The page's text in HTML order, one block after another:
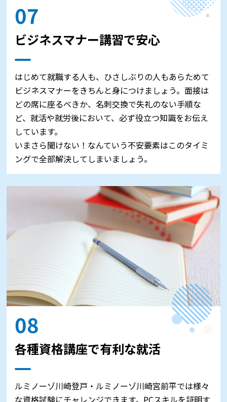
07
ビジネスマナー講習で安心
はじめて就職する人も、ひさしぶりの人もあらためて
ビジネスマナーをきちんと身につけましょう。面接は
どの席に座るべきか、名刺交換で失礼のない手順な
ど、就活や就労後において、必ず役立つ知識をお伝え
しています。
いまさら聞けない！なんていう不安要素はこのタイミ
ングで全部解決してしまいましょう。
08
各種資格講座で有利な就活
ルミノーゾ川崎登戸・ルミノーゾ川崎宮前平では様々
な資格試験にチャレンジできます。PCスキルを証明す